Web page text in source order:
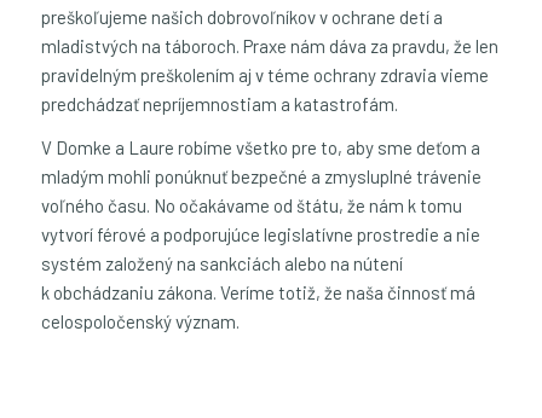
preškoľujeme našich dobrovoľníkov v ochrane detí a
mladistvých na táboroch. Praxe nám dáva za pravdu, že len
pravidelným preškolením aj v téme ochrany zdravia vieme
predchádzať nepríjemnostiam a katastrofám.
V Domke a Laure robíme všetko pre to, aby sme deťom a
mladým mohli ponúknuť bezpečné a zmysluplné trávenie
voľného času. No očakávame od štátu, že nám k tomu
vytvorí férové a podporujúce legislatívne prostredie a nie
systém založený na sankciách alebo na nútení
k obchádzaniu zákona. Veríme totiž, že naša činnosť má
celospoločenský význam.